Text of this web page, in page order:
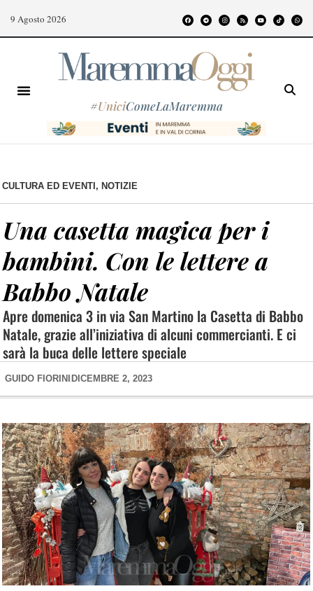
9 Agosto 2026
#UniciComeLaMaremma
CULTURA ED EVENTI , NOTIZIE
Una casetta magica per i
bambini. Con le lettere a
Babbo Natale
Apre domenica 3 in via San Martino la Casetta di Babbo
Natale, grazie all’iniziativa di alcuni commercianti. E ci
sarà la buca delle lettere speciale
GUIDO FIORINI DICEMBRE 2, 2023